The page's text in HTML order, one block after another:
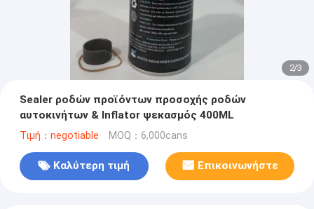
2/3
Sealer ροδών προϊόντων προσοχής ροδών
αυτοκινήτων & Inflator ψεκασμός 400ML
Τιμή：negotiable MOQ：6,000cans
Καλύτερη τιμή Επικοινωνήστε